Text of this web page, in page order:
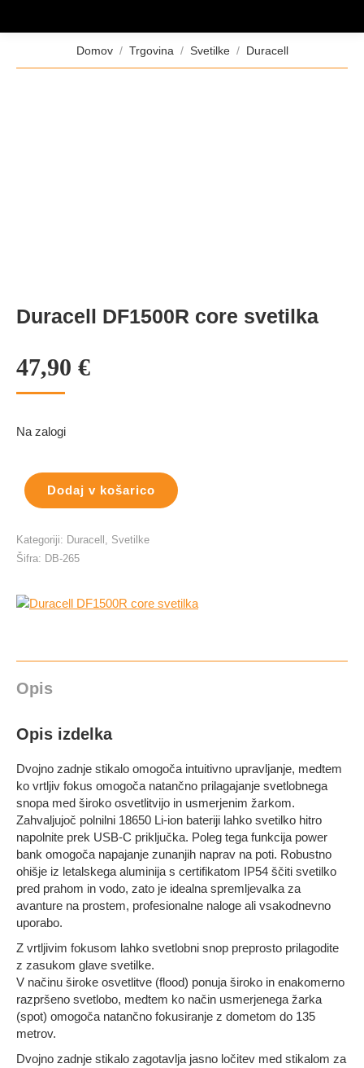
Tukaj ste:
Domov Trgovina Svetilke Duracell
Duracell DF1500R core svetilka
47,90 €
Na zalogi
Dodaj v košarico
Kategoriji: Duracell , Svetilke
Šifra: DB-265
Opis
Opis izdelka
Dvojno zadnje stikalo omogoča intuitivno upravljanje, medtem
ko vrtljiv fokus omogoča natančno prilagajanje svetlobnega
snopa med široko osvetlitvijo in usmerjenim žarkom.
Zahvaljujoč polnilni 18650 Li-ion bateriji lahko svetilko hitro
napolnite prek USB-C priključka. Poleg tega funkcija power
bank omogoča napajanje zunanjih naprav na poti. Robustno
ohišje iz letalskega aluminija s certifikatom IP54 ščiti svetilko
pred prahom in vodo, zato je idealna spremljevalka za
avanture na prostem, profesionalne naloge ali vsakodnevno
uporabo.
Z vrtljivim fokusom lahko svetlobni snop preprosto prilagodite
z zasukom glave svetilke.
V načinu široke osvetlitve (flood) ponuja široko in enakomerno
razpršeno svetlobo, medtem ko način usmerjenega žarka
(spot) omogoča natančno fokusiranje z dometom do 135
metrov.
Dvojno zadnje stikalo zagotavlja jasno ločitev med stikalom za